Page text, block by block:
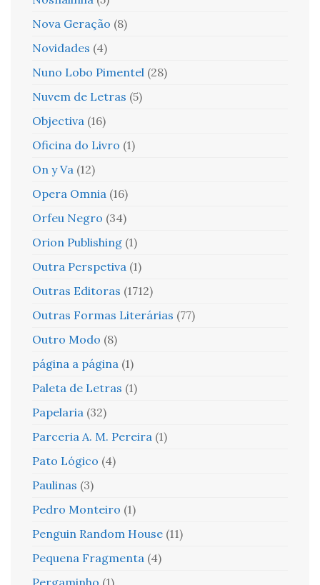
Nova Geração (8)
Novidades (4)
Nuno Lobo Pimentel (28)
Nuvem de Letras (5)
Objectiva (16)
Oficina do Livro (1)
On y Va (12)
Opera Omnia (16)
Orfeu Negro (34)
Orion Publishing (1)
Outra Perspetiva (1)
Outras Editoras (1712)
Outras Formas Literárias (77)
Outro Modo (8)
página a página (1)
Paleta de Letras (1)
Papelaria (32)
Parceria A. M. Pereira (1)
Pato Lógico (4)
Paulinas (3)
Pedro Monteiro (1)
Penguin Random House (11)
Pequena Fragmenta (4)
Pergaminho (1)